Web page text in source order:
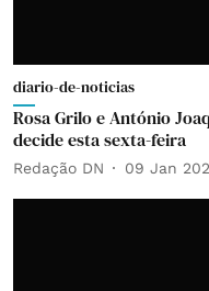
diario-de-noticias
Rosa Grilo e António
decide esta sexta-feira
Redação DN 09 Jan